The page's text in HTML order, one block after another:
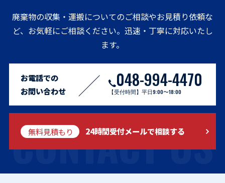
廃棄物の収集・運搬についてのご相談やお見積り依頼な
ど、お気軽にご相談ください。迅速・丁寧に対応いたし
ます。
CONTACT US
お電話での
お問い合わせ
048-994-4470
【受付時間】平日9:00〜18:00
無料見積もり 24時間受付メールで相談する